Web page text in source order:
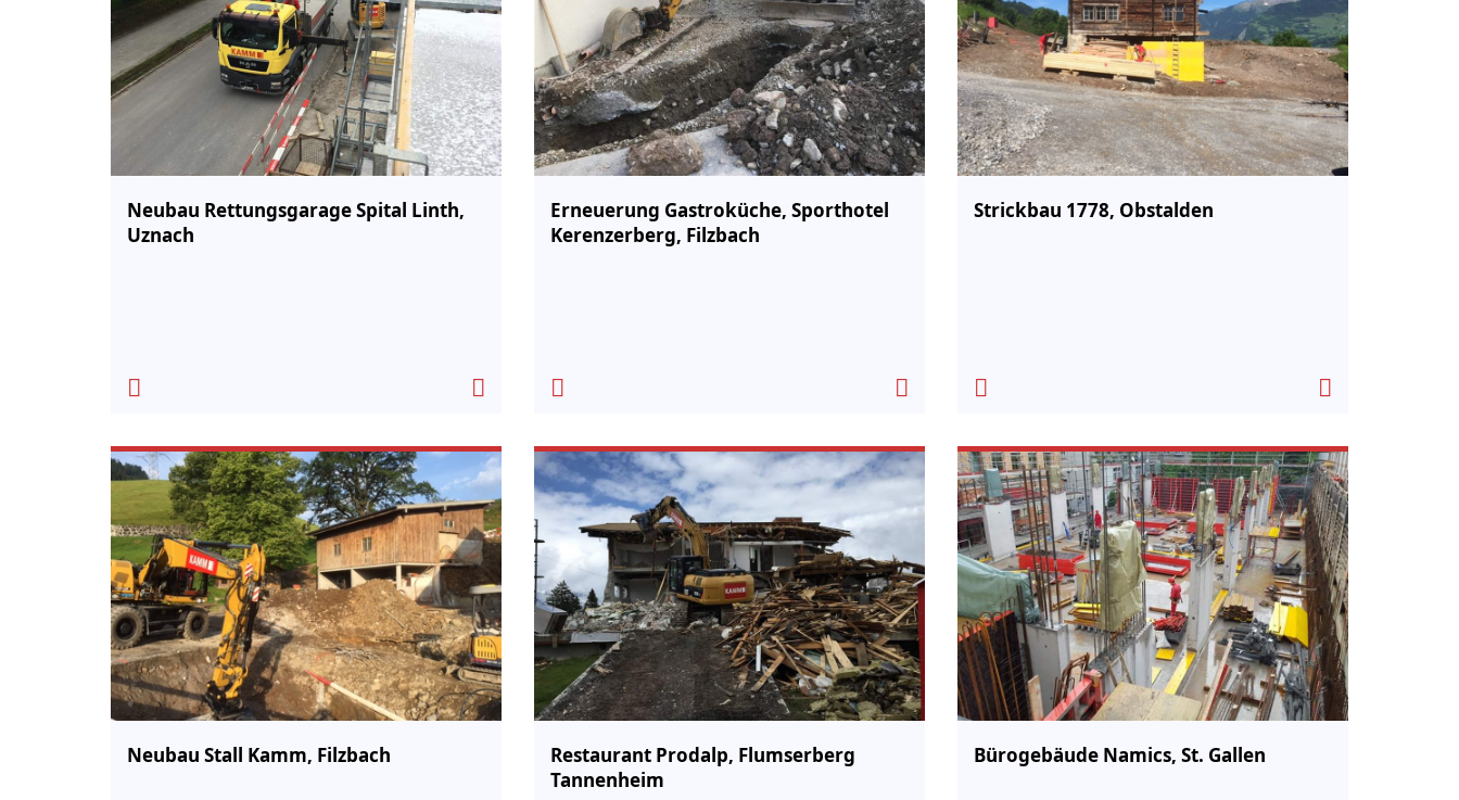
Neubau Rettungsgarage Spital Linth,
Uznach
Erneuerung Gastroküche, Sporthotel
Kerenzerberg, Filzbach
Strickbau 1778, Obstalden
Neubau Stall Kamm, Filzbach
Restaurant Prodalp, Flumserberg
Tannenheim
Bürogebäude Namics, St. Gallen